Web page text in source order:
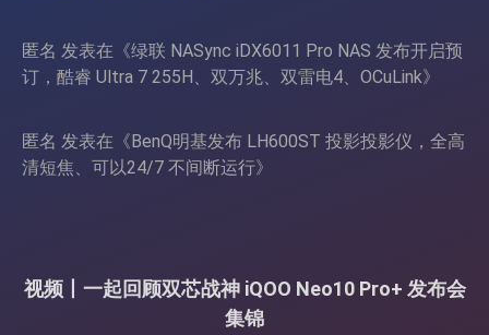
匿名 发表在《绿联 NASync iDX6011 Pro NAS 发布开启预
订，酷睿 Ultra 7 255H、双万兆、双雷电4、OCuLink》
匿名 发表在《BenQ明基发布 LH600ST 投影投影仪，全高
清短焦、可以24/7 不间断运行》
视频丨一起回顾双芯战神 iQOO Neo10 Pro+ 发布会
集锦